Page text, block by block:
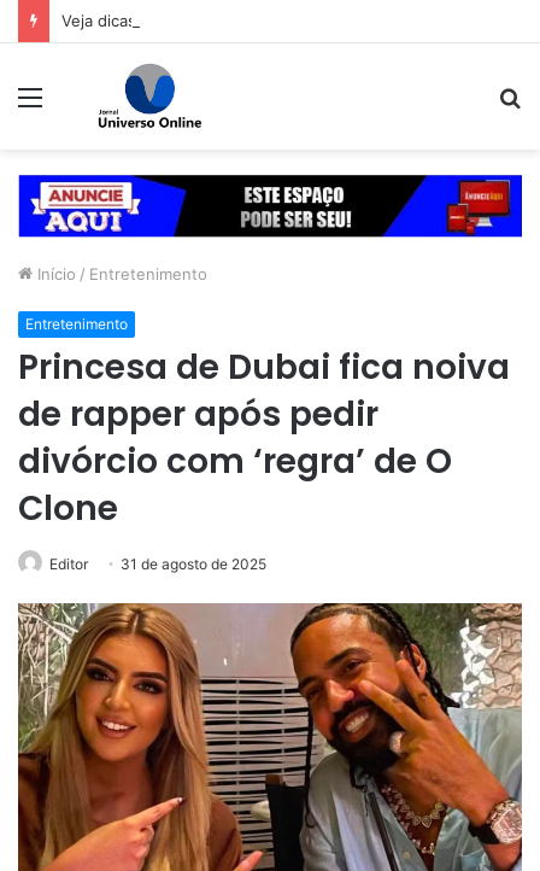
Menu
Início / Entretenimento
Entretenimento
Princesa de Dubai fica noiva
de rapper após pedir
divórcio com ‘regra’ de O
Clone
Editor 31 de agosto de 2025